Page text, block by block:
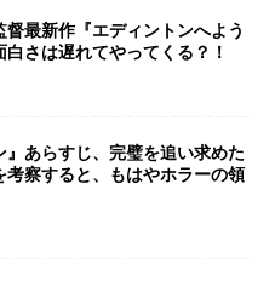
最新作『エディントンへよう
さは遅れてやってくる？！
』あらすじ、完璧を追い求めた
考察すると、もはやホラーの領